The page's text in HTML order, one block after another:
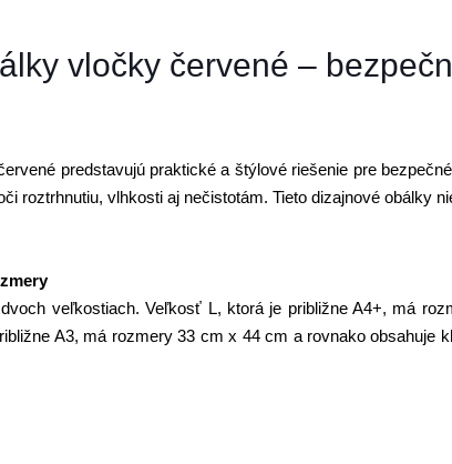
vločky červené –
predstavujú praktické a štýlové riešenie pre
roztrhnutiu, vlhkosti aj nečistotám. Tieto dizajnové obálky
veľkostiach. Veľkosť L, ktorá je približne A4+, má
A3, má rozmery 33 cm x 44 cm a rovnako